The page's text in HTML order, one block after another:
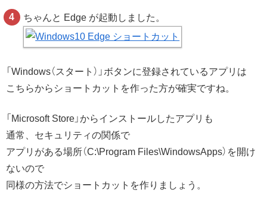
ちゃんと Edge が起動しました。
「Windows（スタート）」ボタンに登録されているアプリは
こちらからショートカットを作った方が確実ですね。
「Microsoft Store」からインストールしたアプリも
通常、セキュリティの関係で
アプリがある場所（C:\Program Files\WindowsApps）を開け
ないので
同様の方法でショートカットを作りましょう。